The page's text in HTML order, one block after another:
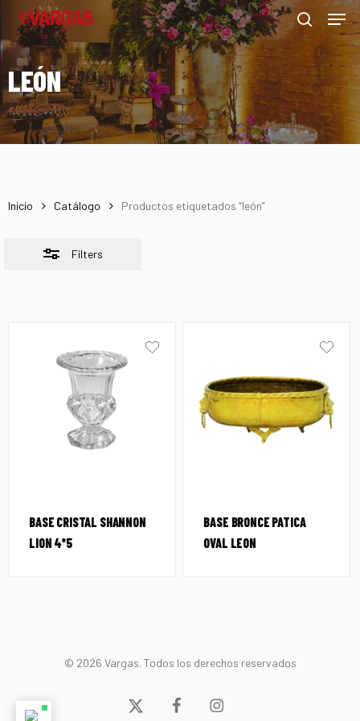
Skip
main
content
search
Menu
LEÓN
Inicio Catálogo Productos etiquetados “león”
Filters
Close
Filters
BASE CRISTAL SHANNON
LION 4*5
BASE BRONCE PATICA
OVAL LEON
© 2026 Vargas. Todos los derechos reservados
x-
facebookinstagram
Menu